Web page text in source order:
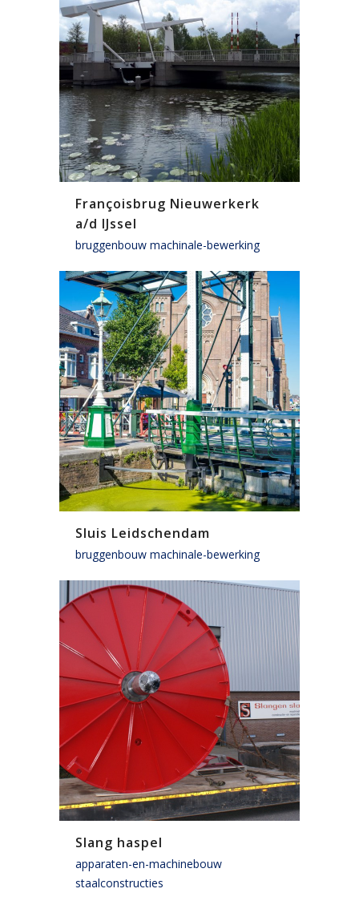
Françoisbrug Nieuwerkerk
a/d IJssel
bruggenbouw machinale-bewerking
Sluis Leidschendam
bruggenbouw machinale-bewerking
Slang haspel
apparaten-en-machinebouw
staalconstructies